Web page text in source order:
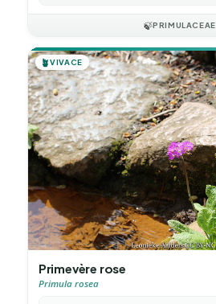
🍃PRIMULACEAE
🪴VIVACE
Primevère rose
Primula rosea